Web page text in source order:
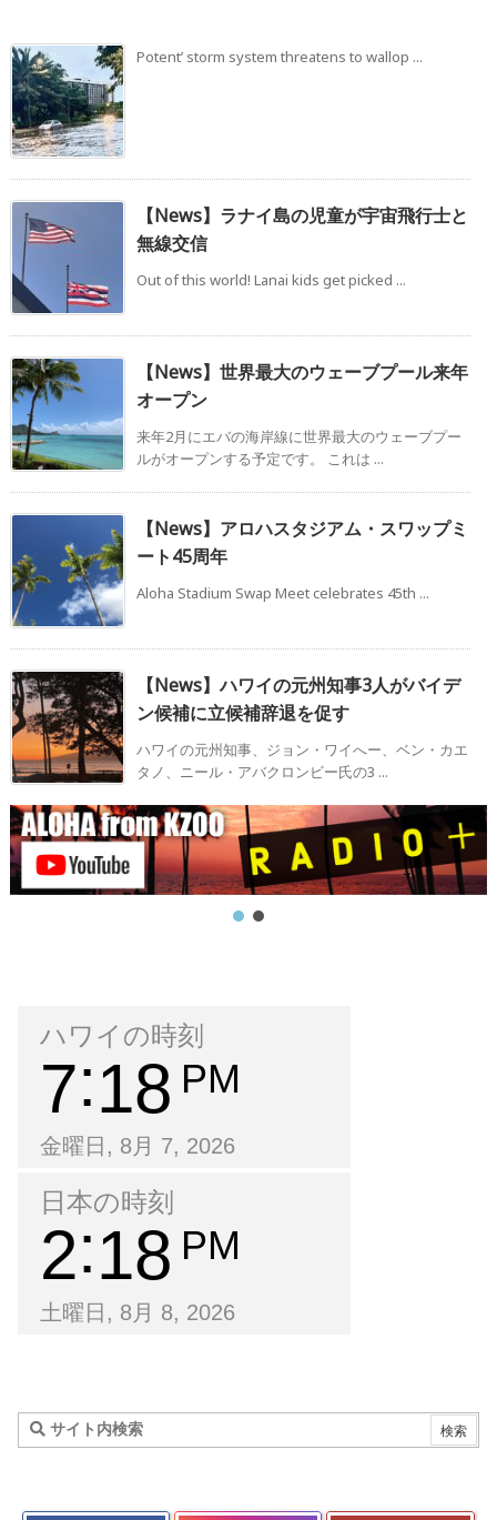
Potent’ storm system threatens to wallop ...
【News】ラナイ島の児童が宇宙飛行士と
無線交信
Out of this world! Lanai kids get picked ...
【News】世界最大のウェーブプール来年
オープン
来年2月にエバの海岸線に世界最大のウェーブプー
ルがオープンする予定です。 これは ...
【News】アロハスタジアム・スワップミ
ート45周年
Aloha Stadium Swap Meet celebrates 45th ...
【News】ハワイの元州知事3人がバイデ
ン候補に立候補辞退を促す
ハワイの元州知事、ジョン・ワイへー、ベン・カエ
タノ、ニール・アバクロンビー氏の3 ...
ハワイの時刻
7 18 PM
金曜日, 8月 7, 2026
日本の時刻
2 18 PM
土曜日, 8月 8, 2026